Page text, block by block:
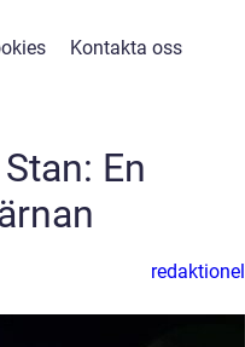
Kontakta oss
En
redaktionel